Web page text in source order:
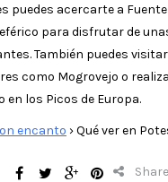
puedes acercarte a
para disfrutar de
También puedes
como Mogrovejo o
en los Picos de Europa.
encanto ›Qué ver en
Share